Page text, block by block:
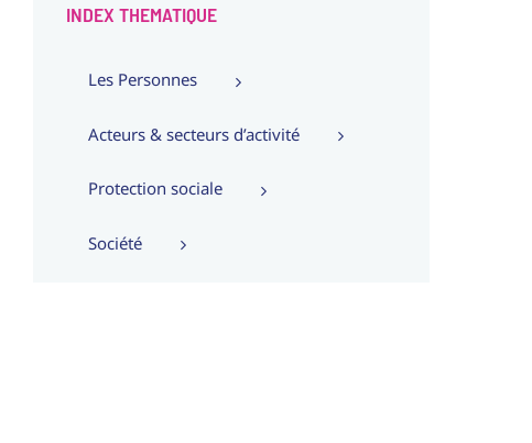
INDEX THEMATIQUE
Les Personnes
Acteurs & secteurs d’activité
Protection sociale
Société